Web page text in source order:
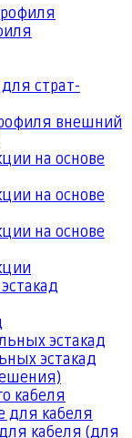
страт-
внешний
на основе
на основе
на основе
эстакад
эстакад
кабеля
для кабеля
кабеля (для